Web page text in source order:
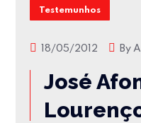
Testemunhos
18/05/2012 By
José